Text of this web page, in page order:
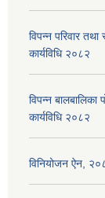
विपन्न परिवार
कार्यविधि २०८२
विपन्न
कार्यविधि २०८२
विनियोजन ऐन,